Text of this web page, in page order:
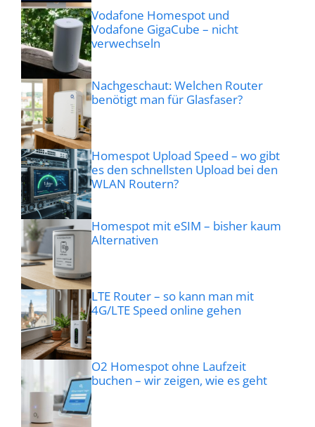
Vodafone Homespot und
Vodafone GigaCube – nicht
verwechseln
Nachgeschaut: Welchen Router
benötigt man für Glasfaser?
Homespot Upload Speed – wo gibt
es den schnellsten Upload bei den
WLAN Routern?
Homespot mit eSIM – bisher kaum
Alternativen
LTE Router – so kann man mit
4G/LTE Speed online gehen
O2 Homespot ohne Laufzeit
buchen – wir zeigen, wie es geht